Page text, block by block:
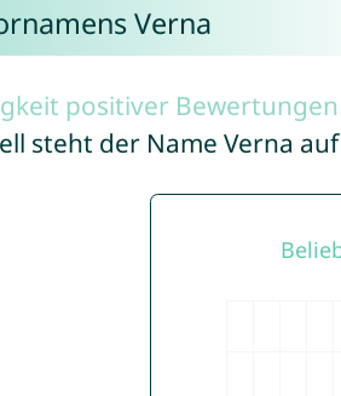
Verna
positiver Bewertungen
steht der Name Verna auf